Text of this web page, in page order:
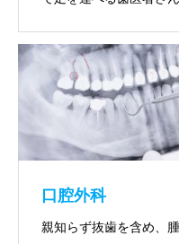
口腔外科
親知らず抜歯を含め、